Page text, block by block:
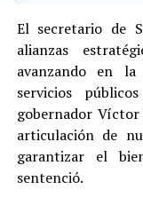
El secretario de
alianzas
avanzando en
servicios
gobernador
articulación de
garantizar el
sentenció.